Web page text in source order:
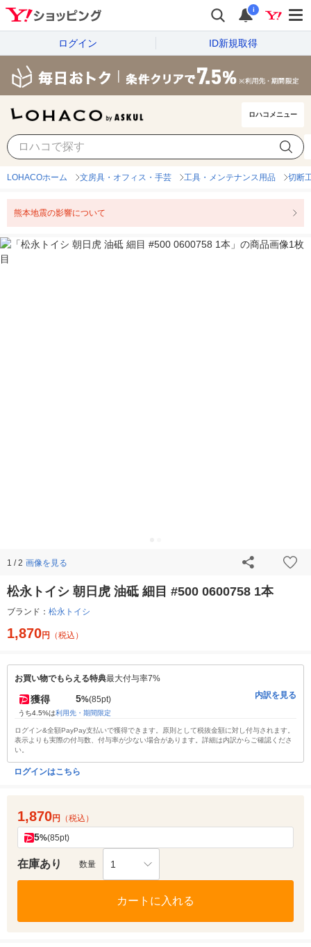
i
ログイン ID新規取得
ロハコメニュー
LOHACOホーム 文房具・オフィス・手芸 工具・メンテナンス用品 切断
熊本地震の影響について
1 / 2 画像を見る
松永トイシ 朝日虎 油砥 細目 #500 0600758 1本
ブランド： 松永トイシ
1,870円 （税込）
お買い物でもらえる特典最大付与率7%
獲得 5%(85pt)
うち4.5%は利用先・期間限定
内訳を見る
ログイン&全額PayPay支払いで獲得できます。原則として税抜金額に対し付与されます。
表示よりも実際の付与数、付与率が少ない場合があります。詳細は内訳からご確認くださ
い。
ログインはこちら
1,870円 （税込）
5%(85pt)
在庫あり 数量 1
カートに入れる